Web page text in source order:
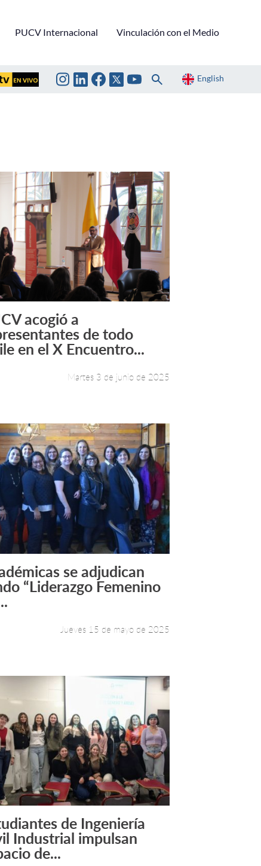
PUCV Internacional Vinculación con el Medio
English
Leer más +
acogió a
de todo
en el X Encuentro...
Martes 3 de junio de 2025
Leer más +
se adjudican
“Liderazgo Femenino
Jueves 15 de mayo de 2025
Leer más +
de Ingeniería
Industrial impulsan
de...